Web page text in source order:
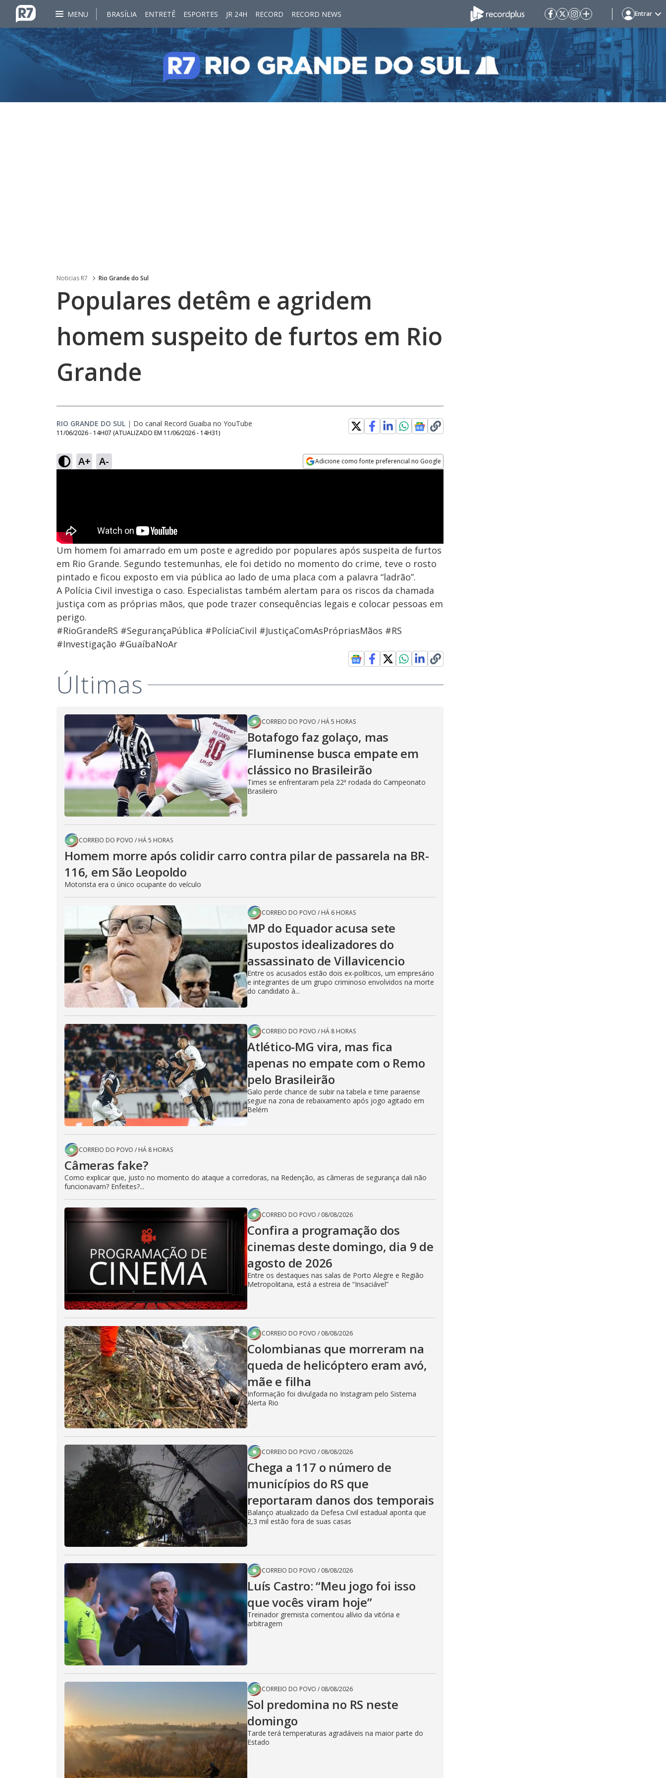
MENU BRASÍLIA ENTRETÊ ESPORTES JR 24H RECORD RECORD NEWS Entrar
Noticias R7 Rio Grande do Sul
Populares detêm e agridem
homem suspeito de furtos em Rio
Grande
RIO GRANDE DO SUL | Do canal Record Guaiba no YouTube
11/06/2026 - 14H07 (ATUALIZADO EM 11/06/2026 - 14H31)
A+ A- Adicione como fonte preferencial no Google
Um homem foi amarrado em um poste e agredido por populares após suspeita de furtos
em Rio Grande. Segundo testemunhas, ele foi detido no momento do crime, teve o rosto
pintado e ficou exposto em via pública ao lado de uma placa com a palavra “ladrão”.
A Polícia Civil investiga o caso. Especialistas também alertam para os riscos da chamada
justiça com as próprias mãos, que pode trazer consequências legais e colocar pessoas em
perigo.
#RioGrandeRS #SegurançaPública #PolíciaCivil #JustiçaComAsPrópriasMãos #RS
#Investigação #GuaíbaNoAr
Últimas
CORREIO DO POVO / HÁ 5 HORAS
Botafogo faz golaço, mas
Fluminense busca empate em
clássico no Brasileirão
Times se enfrentaram pela 22ª rodada do Campeonato
Brasileiro
CORREIO DO POVO / HÁ 5 HORAS
Homem morre após colidir carro contra pilar de passarela na BR-
116, em São Leopoldo
Motorista era o único ocupante do veículo
CORREIO DO POVO / HÁ 6 HORAS
MP do Equador acusa sete
supostos idealizadores do
assassinato de Villavicencio
Entre os acusados estão dois ex-políticos, um empresário
e integrantes de um grupo criminoso envolvidos na morte
do candidato à...
CORREIO DO POVO / HÁ 8 HORAS
Atlético-MG vira, mas fica
apenas no empate com o Remo
pelo Brasileirão
Galo perde chance de subir na tabela e time paraense
segue na zona de rebaixamento após jogo agitado em
Belém
CORREIO DO POVO / HÁ 8 HORAS
Câmeras fake?
Como explicar que, justo no momento do ataque a corredoras, na Redenção, as câmeras de segurança dali não
funcionavam? Enfeites?...
CORREIO DO POVO / 08/08/2026
Confira a programação dos
cinemas deste domingo, dia 9 de
agosto de 2026
Entre os destaques nas salas de Porto Alegre e Região
Metropolitana, está a estreia de “Insaciável”
CORREIO DO POVO / 08/08/2026
Colombianas que morreram na
queda de helicóptero eram avó,
mãe e filha
Informação foi divulgada no Instagram pelo Sistema
Alerta Rio
CORREIO DO POVO / 08/08/2026
Chega a 117 o número de
municípios do RS que
reportaram danos dos temporais
Balanço atualizado da Defesa Civil estadual aponta que
2,3 mil estão fora de suas casas
CORREIO DO POVO / 08/08/2026
Luís Castro: “Meu jogo foi isso
que vocês viram hoje”
Treinador gremista comentou alívio da vitória e
arbitragem
CORREIO DO POVO / 08/08/2026
Sol predomina no RS neste
domingo
Tarde terá temperaturas agradáveis na maior parte do
Estado